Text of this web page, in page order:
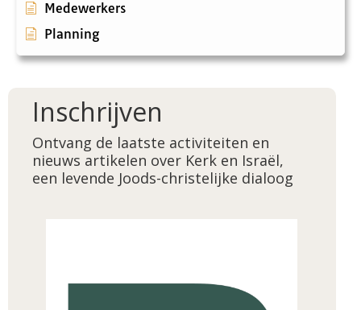
Medewerkers
Planning
Inschrijven
Ontvang de laatste activiteiten en
nieuws artikelen over Kerk en Israël,
een levende Joods-christelijke dialoog